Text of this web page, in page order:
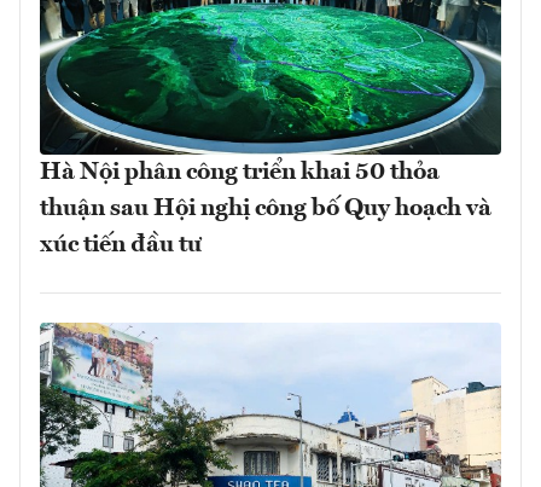
Hà Nội phân công triển khai 50 thỏa
thuận sau Hội nghị công bố Quy hoạch và
xúc tiến đầu tư